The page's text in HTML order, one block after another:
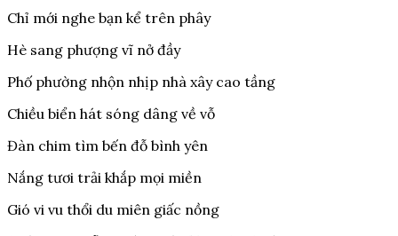
Chỉ mới nghe bạn kể trên phây
Hè sang phượng vĩ nở đầy
Phố phường nhộn nhịp nhà xây cao tầng
Chiều biển hát sóng dâng về vỗ
Đàn chim tìm bến đỗ bình yên
Nắng tươi trải khắp mọi miền
Gió vi vu thổi du miên giấc nồng